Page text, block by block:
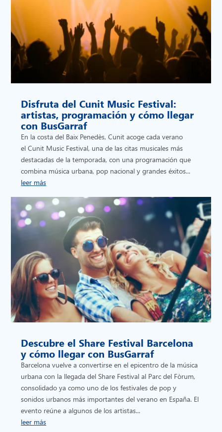
Disfruta del Cunit Music Festival:
artistas, programación y cómo llegar
con BusGarraf
En la costa del Baix Penedès, Cunit acoge cada verano
el Cunit Music Festival, una de las citas musicales más
destacadas de la temporada, con una programación que
combina música urbana, pop nacional y grandes éxitos...
leer más
Descubre el Share Festival Barcelona
y cómo llegar con BusGarraf
Barcelona vuelve a convertirse en el epicentro de la música
urbana con la llegada del Share Festival al Parc del Fòrum,
consolidado ya como uno de los festivales de pop y
sonidos urbanos más importantes del verano en España. El
evento reúne a algunos de los artistas...
leer más